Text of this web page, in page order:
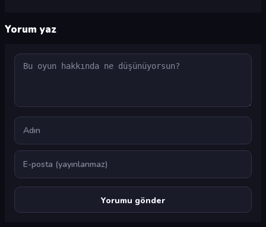
Yorum yaz
Yorum
Ad
E-posta